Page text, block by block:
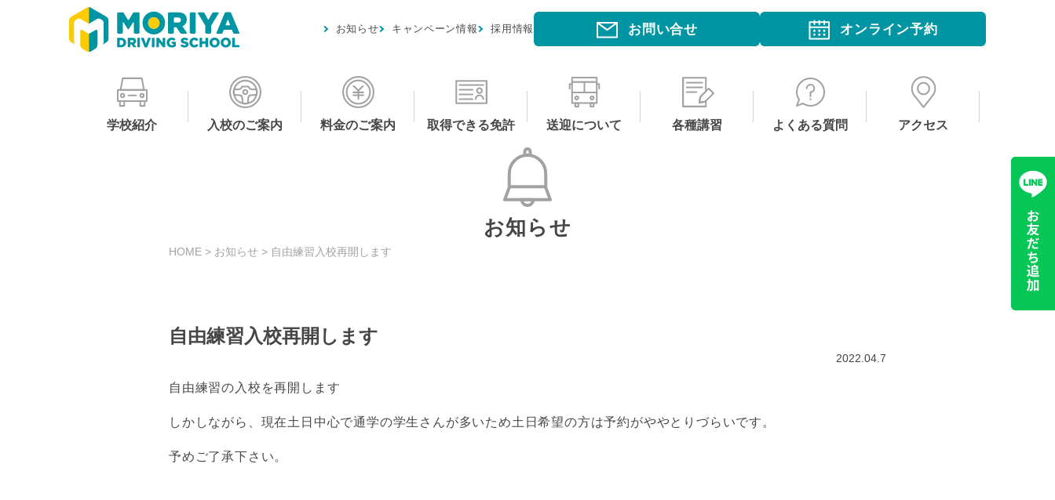
お知らせ キャンペーン情報 採用情報 お問い合せ オンライン予約
学校紹介 入校のご案内 料金のご案内 取得できる免許 送迎について 各種講習 よくある質問 アクセス
お知らせ
HOME > お知らせ > 自由練習入校再開します
自由練習入校再開します
2022.04.7
自由練習の入校を再開します
しかしながら、現在土日中心で通学の学生さんが多いため土日希望の方は予約がややとりづらいです。
予めご了承下さい。